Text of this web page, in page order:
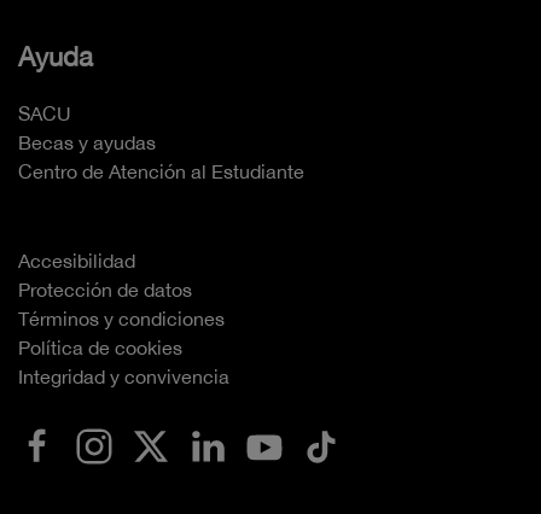
Ayuda
SACU
Becas y ayudas
Centro de Atención al Estudiante
Accesibilidad
Protección de datos
Términos y condiciones
Política de cookies
Integridad y convivencia